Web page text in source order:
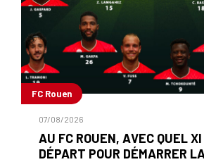
FC Rouen
07/08/2026
AU FC ROUEN, AVEC QUEL XI
DÉPART POUR DÉMARRER